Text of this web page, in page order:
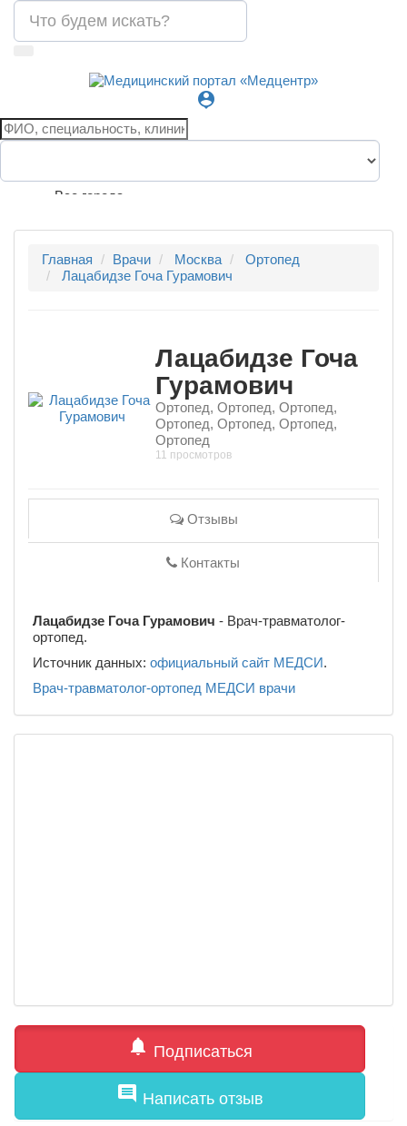
person_pin
Все города
Главная Врачи Москва
Ортопед
Лацабидзе Гоча Гурамович
Лацабидзе Гоча
Гурамович
Ортопед, Ортопед, Ортопед,
Ортопед, Ортопед, Ортопед,
Ортопед
11 просмотров
Отзывы
Контакты
Лацабидзе Гоча Гурамович - Врач-травматолог-
ортопед.
Источник данных: официальный сайт МЕДСИ.
Врач-травматолог-ортопед МЕДСИ врачи
notifications Подписаться
comment Написать отзыв